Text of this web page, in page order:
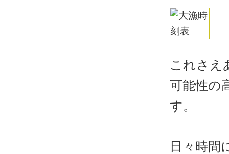
これさえ
可能性の
す。
日々時間